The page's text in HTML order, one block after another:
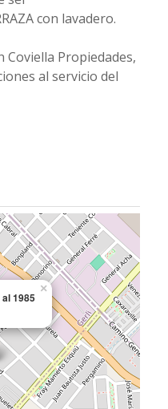
con lavadero.
Coviella Propiedades,
al servicio del
1985
×